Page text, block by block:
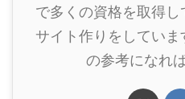
で多くの資格を取得
サイト作りをしてい
の参考になれ